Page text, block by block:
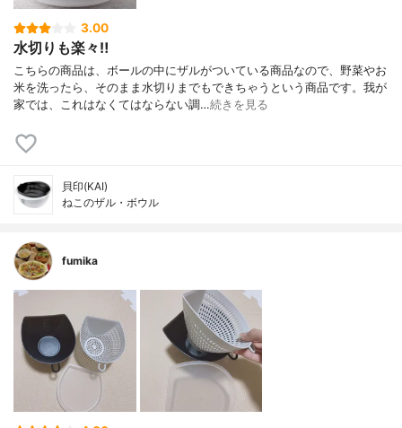
3.00
水切りも楽々‼︎
こちらの商品は、ボールの中にザルがついている商品なので、野菜やお
米を洗ったら、そのまま水切りまでもできちゃうという商品です。我が
家では、これはなくてはならない調…続きを見る
貝印(KAI)
ねこのザル・ボウル
fumika